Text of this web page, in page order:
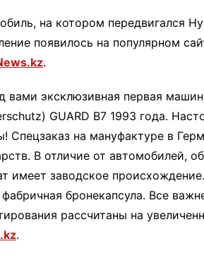
на котором передвигался
появилось на популярном
.
вами эксклюзивная первая
GUARD B7 1993 года.
Спецзаказ на мануфактуре в
В отличие от автомобилей,
имеет заводское
бронекапсула. Все
рассчитаны на
.